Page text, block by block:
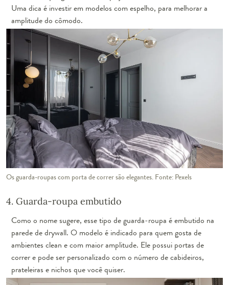
Uma dica é investir em modelos com espelho, para melhorar a
amplitude do cômodo.
Os guarda-roupas com porta de correr são elegantes. Fonte: Pexels
4. Guarda-roupa embutido
Como o nome sugere, esse tipo de guarda-roupa é embutido na
parede de drywall. O modelo é indicado para quem gosta de
ambientes clean e com maior amplitude. Ele possui portas de
correr e pode ser personalizado com o número de cabideiros,
prateleiras e nichos que você quiser.